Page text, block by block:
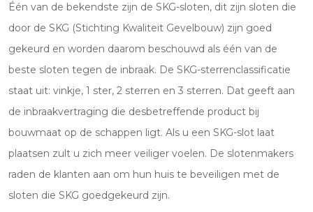
Één van de bekendste zijn de SKG-sloten, dit zijn sloten die
door de SKG (Stichting Kwaliteit Gevelbouw) zijn goed
gekeurd en worden daarom beschouwd als één van de
beste sloten tegen de inbraak. De SKG-sterrenclassificatie
staat uit: vinkje, 1 ster, 2 sterren en 3 sterren. Dat geeft aan
de inbraakvertraging die desbetreffende product bij
bouwmaat op de schappen ligt. Als u een SKG-slot laat
plaatsen zult u zich meer veiliger voelen. De slotenmakers
raden de klanten aan om hun huis te beveiligen met de
sloten die SKG goedgekeurd zijn.